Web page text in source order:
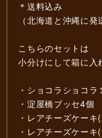
＊送料込み
（北海道と沖縄に
こちらのセットは
小分けにして箱に入
・ショコラショコラ
・淀屋橋ブッセ4個
・レアチーズケー
・レアチーズケー